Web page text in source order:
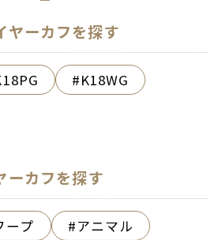
ヤーカフを探す
K18WG
ーカフを探す
ープ
アニマル